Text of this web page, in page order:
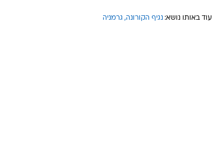
עוד באותו נושא: נגיף הקורונה גרמניה